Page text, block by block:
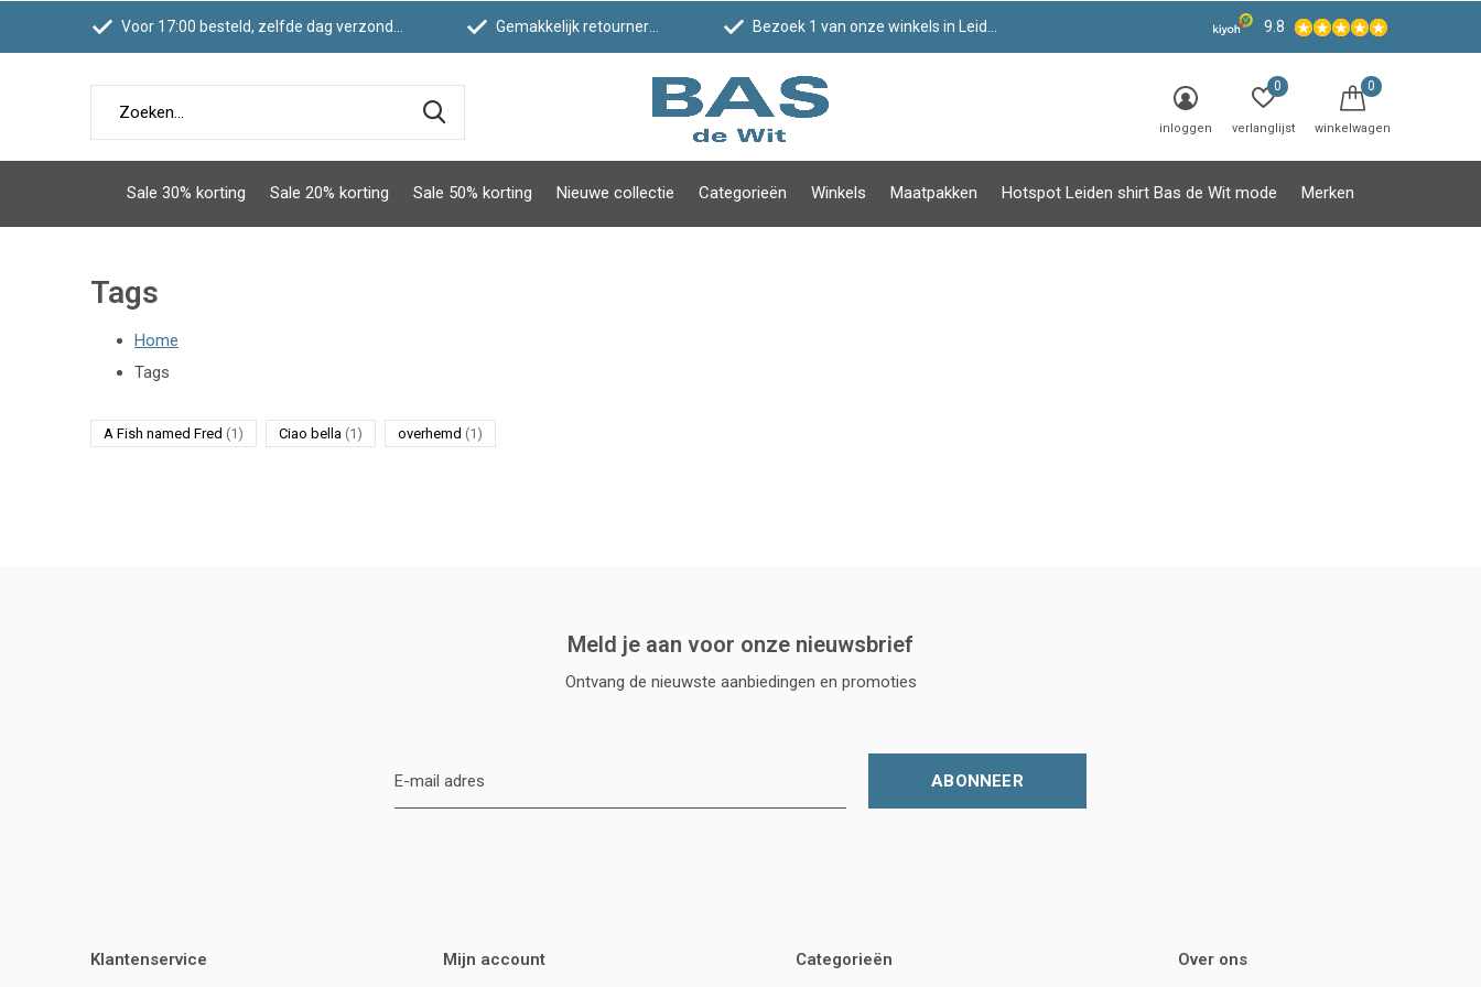
Sale 30% korting Sale 20% korting Sale 50% korting Nieuwe collectie Categorieën Winkels Maatpakken Hotspot Leiden shirt Bas de Wit mode Merken
inloggen verlanglijst
0
winkelwagen
0
Voor 17:00 besteld, zelfde dag verzonden Gemakkelijk retourneren Bezoek 1 van onze winkels in Leiden! 9.8
Tags
Home
Tags
A Fish named Fred (1) Ciao bella (1) overhemd (1)
Meld je aan voor onze nieuwsbrief
Ontvang de nieuwste aanbiedingen en promoties
ABONNEER
Klantenservice Mijn account Categorieën Over ons